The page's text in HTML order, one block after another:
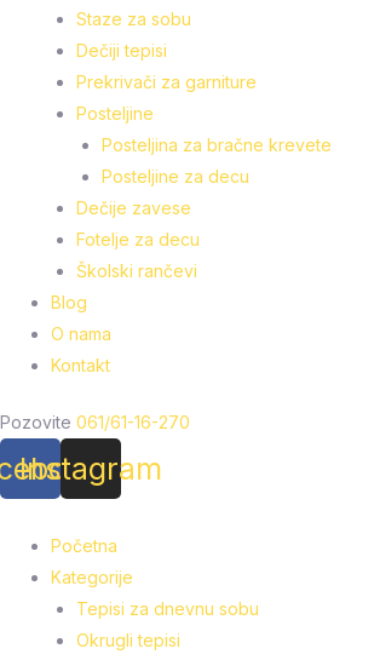
Staze za sobu
Dečiji tepisi
Prekrivači za garniture
Posteljine
Posteljina za bračne krevete
Posteljine za decu
Dečije zavese
Fotelje za decu
Školski rančevi
Blog
O nama
Kontakt
Pozovite 061/61-16-270
Instagram
Početna
Kategorije
Tepisi za dnevnu sobu
Okrugli tepisi